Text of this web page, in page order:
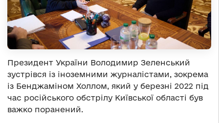
Президент України Володимир Зеленський
зустрівся із іноземними журналістами, зокрема
із Бенджаміном Холлом, який у березні 2022 під
час російського обстрілу Київської області був
важко поранений.